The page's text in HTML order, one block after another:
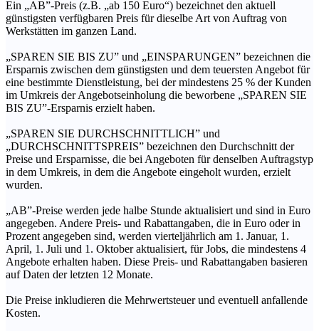
Ein „AB”-Preis (z.B. „ab 150 Euro“) bezeichnet den aktuell
günstigsten verfügbaren Preis für dieselbe Art von Auftrag von
Werkstätten im ganzen Land.
„SPAREN SIE BIS ZU” und „EINSPARUNGEN” bezeichnen die
Ersparnis zwischen dem günstigsten und dem teuersten Angebot für
eine bestimmte Dienstleistung, bei der mindestens 25 % der Kunden
im Umkreis der Angebotseinholung die beworbene „SPAREN SIE
BIS ZU”-Ersparnis erzielt haben.
„SPAREN SIE DURCHSCHNITTLICH” und
„DURCHSCHNITTSPREIS” bezeichnen den Durchschnitt der
Preise und Ersparnisse, die bei Angeboten für denselben Auftragstyp
in dem Umkreis, in dem die Angebote eingeholt wurden, erzielt
wurden.
„AB”-Preise werden jede halbe Stunde aktualisiert und sind in Euro
angegeben. Andere Preis- und Rabattangaben, die in Euro oder in
Prozent angegeben sind, werden vierteljährlich am 1. Januar, 1.
April, 1. Juli und 1. Oktober aktualisiert, für Jobs, die mindestens 4
Angebote erhalten haben. Diese Preis- und Rabattangaben basieren
auf Daten der letzten 12 Monate.
Die Preise inkludieren die Mehrwertsteuer und eventuell anfallende
Kosten.